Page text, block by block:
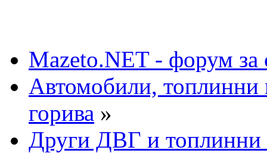
Mazeto.NET - форум за
Автомобили,
горива »
Други ДВГ и